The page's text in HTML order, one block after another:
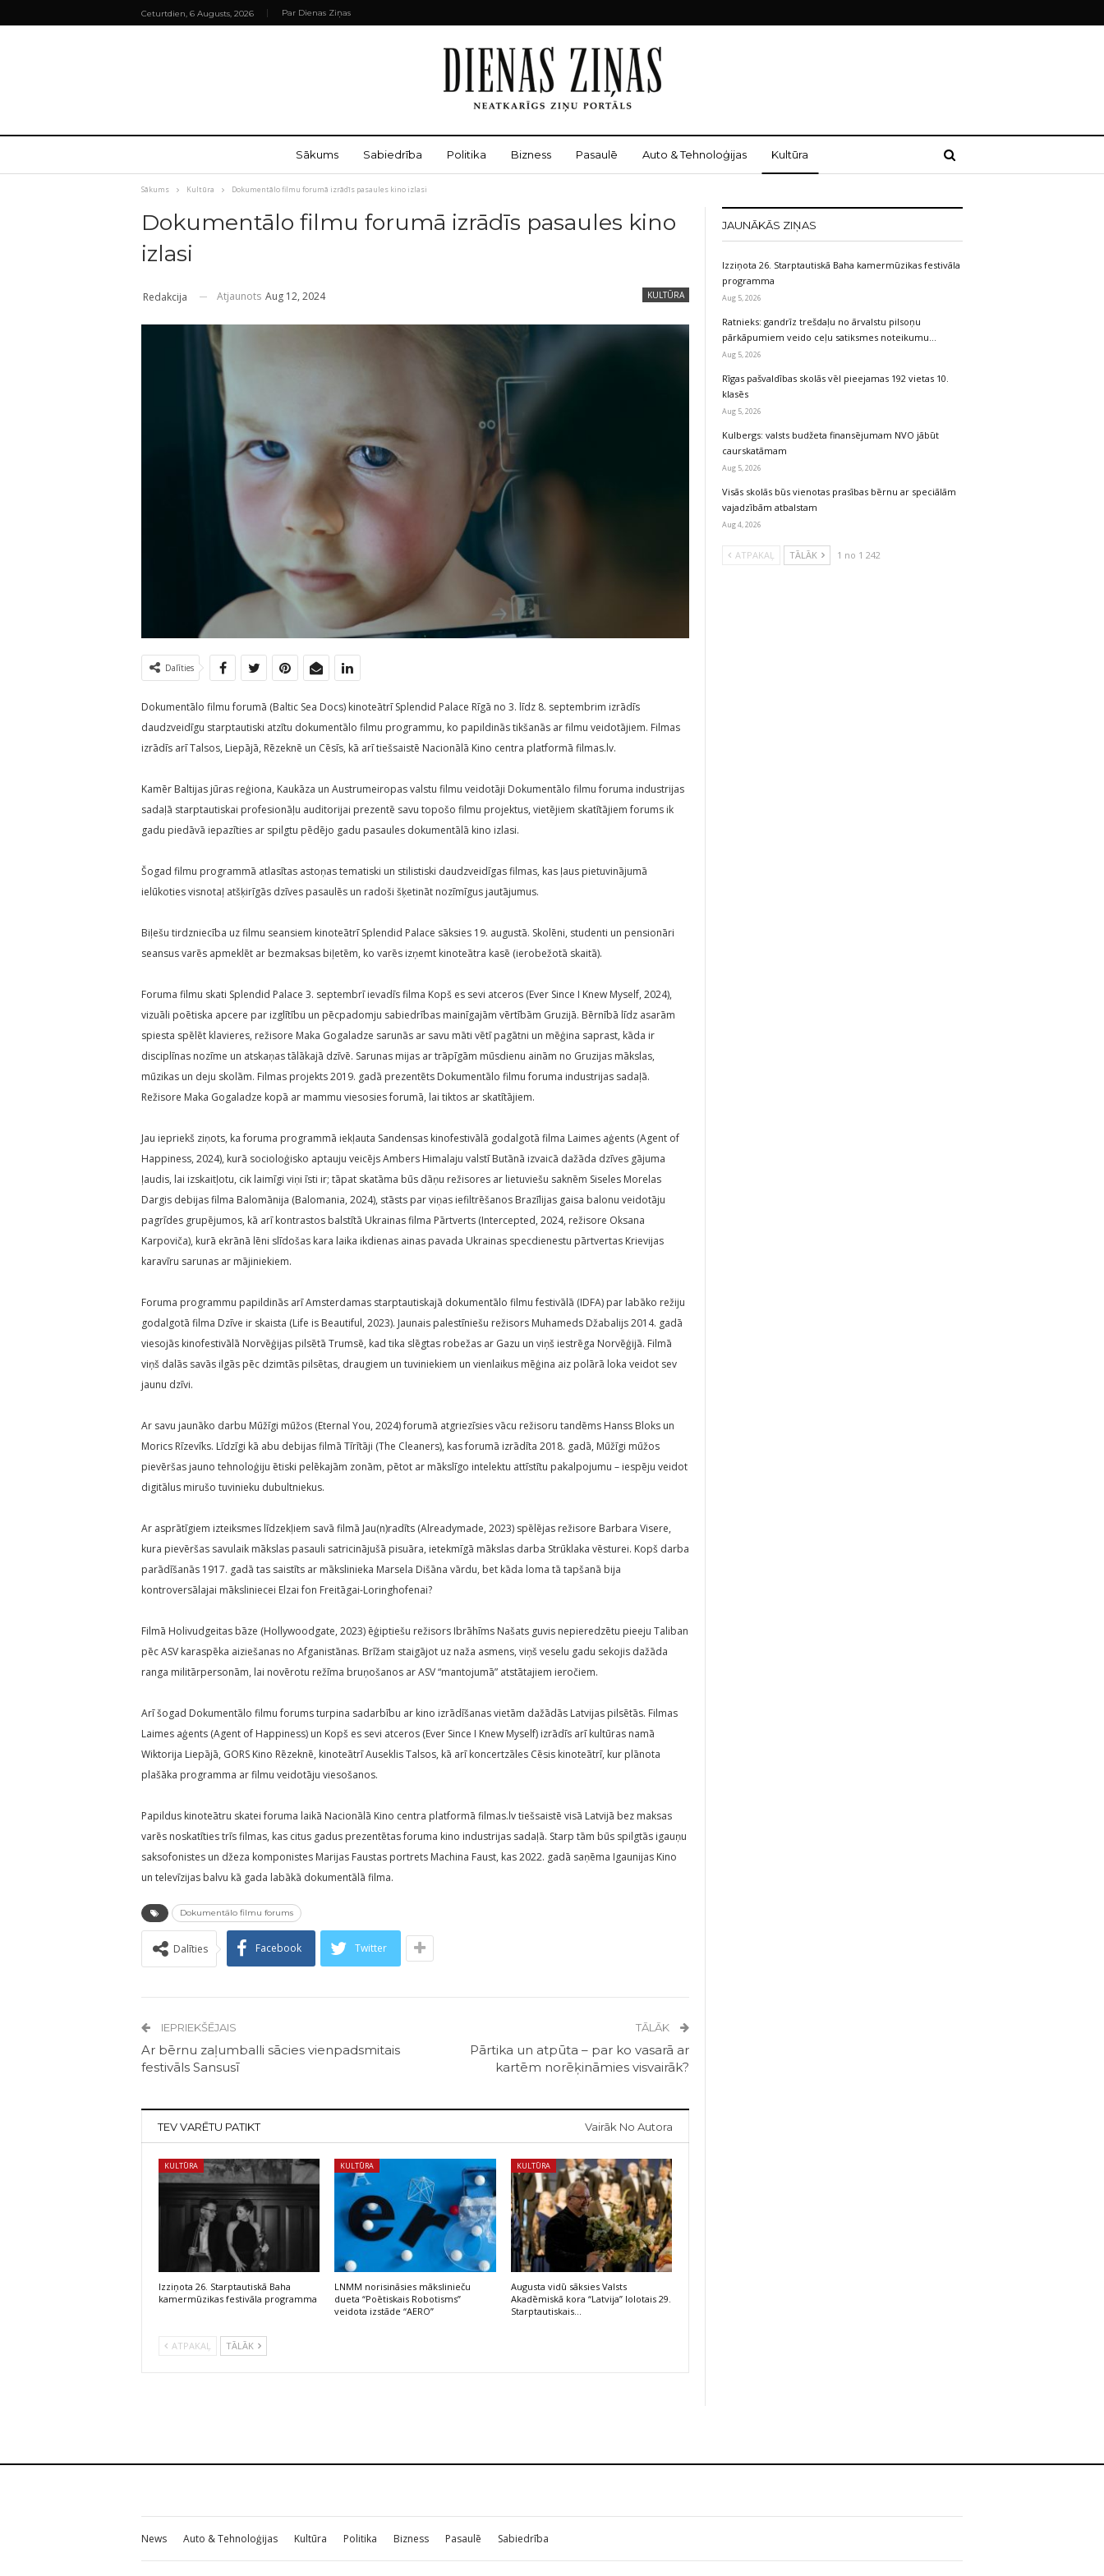
Ceturtdien, 6 Augusts, 2026 Par Dienas Ziņas
Sākums Sabiedrība Politika Bizness Pasaulē Auto & Tehnoloģijas Kultūra
Sākums Kultūra Dokumentālo filmu forumā izrādīs pasaules kino izlasi
Dokumentālo filmu forumā izrādīs pasaules kino
izlasi
KULTŪRA
Redakcija Atjaunots Aug 12, 2024
Dalīties
Dokumentālo filmu forumā (Baltic Sea Docs) kinoteātrī Splendid Palace Rīgā no 3. līdz 8. septembrim izrādīs
daudzveidīgu starptautiski atzītu dokumentālo filmu programmu, ko papildinās tikšanās ar filmu veidotājiem. Filmas
izrādīs arī Talsos, Liepājā, Rēzeknē un Cēsīs, kā arī tiešsaistē Nacionālā Kino centra platformā filmas.lv.
Kamēr Baltijas jūras reģiona, Kaukāza un Austrumeiropas valstu filmu veidotāji Dokumentālo filmu foruma industrijas
sadaļā starptautiskai profesionāļu auditorijai prezentē savu topošo filmu projektus, vietējiem skatītājiem forums ik
gadu piedāvā iepazīties ar spilgtu pēdējo gadu pasaules dokumentālā kino izlasi.
Šogad filmu programmā atlasītas astoņas tematiski un stilistiski daudzveidīgas filmas, kas ļaus pietuvinājumā
ielūkoties visnotaļ atšķirīgās dzīves pasaulēs un radoši šķetināt nozīmīgus jautājumus.
Biļešu tirdzniecība uz filmu seansiem kinoteātrī Splendid Palace sāksies 19. augustā. Skolēni, studenti un pensionāri
seansus varēs apmeklēt ar bezmaksas biļetēm, ko varēs izņemt kinoteātra kasē (ierobežotā skaitā).
Foruma filmu skati Splendid Palace 3. septembrī ievadīs filma Kopš es sevi atceros (Ever Since I Knew Myself, 2024),
vizuāli poētiska apcere par izglītību un pēcpadomju sabiedrības mainīgajām vērtībām Gruzijā. Bērnībā līdz asarām
spiesta spēlēt klavieres, režisore Maka Gogaladze sarunās ar savu māti vētī pagātni un mēģina saprast, kāda ir
disciplīnas nozīme un atskaņas tālākajā dzīvē. Sarunas mijas ar trāpīgām mūsdienu ainām no Gruzijas mākslas,
mūzikas un deju skolām. Filmas projekts 2019. gadā prezentēts Dokumentālo filmu foruma industrijas sadaļā.
Režisore Maka Gogaladze kopā ar mammu viesosies forumā, lai tiktos ar skatītājiem.
Jau iepriekš ziņots, ka foruma programmā iekļauta Sandensas kinofestivālā godalgotā filma Laimes aģents (Agent of
Happiness, 2024), kurā socioloģisko aptauju veicējs Ambers Himalaju valstī Butānā izvaicā dažāda dzīves gājuma
ļaudis, lai izskaitļotu, cik laimīgi viņi īsti ir; tāpat skatāma būs dāņu režisores ar lietuviešu saknēm Siseles Morelas
Dargis debijas filma Balomānija (Balomania, 2024), stāsts par viņas iefiltrēšanos Brazīlijas gaisa balonu veidotāju
pagrīdes grupējumos, kā arī kontrastos balstītā Ukrainas filma Pārtverts (Intercepted, 2024, režisore Oksana
Karpoviča), kurā ekrānā lēni slīdošas kara laika ikdienas ainas pavada Ukrainas specdienestu pārtvertas Krievijas
karavīru sarunas ar mājiniekiem.
Foruma programmu papildinās arī Amsterdamas starptautiskajā dokumentālo filmu festivālā (IDFA) par labāko režiju
godalgotā filma Dzīve ir skaista (Life is Beautiful, 2023). Jaunais palestīniešu režisors Muhameds Džabalijs 2014. gadā
viesojās kinofestivālā Norvēģijas pilsētā Trumsē, kad tika slēgtas robežas ar Gazu un viņš iestrēga Norvēģijā. Filmā
viņš dalās savās ilgās pēc dzimtās pilsētas, draugiem un tuviniekiem un vienlaikus mēģina aiz polārā loka veidot sev
jaunu dzīvi.
Ar savu jaunāko darbu Mūžīgi mūžos (Eternal You, 2024) forumā atgriezīsies vācu režisoru tandēms Hanss Bloks un
Morics Rīzevīks. Līdzīgi kā abu debijas filmā Tīrītāji (The Cleaners), kas forumā izrādīta 2018. gadā, Mūžīgi mūžos
pievēršas jauno tehnoloģiju ētiski pelēkajām zonām, pētot ar mākslīgo intelektu attīstītu pakalpojumu – iespēju veidot
digitālus mirušo tuvinieku dubultniekus.
Ar asprātīgiem izteiksmes līdzekļiem savā filmā Jau(n)radīts (Alreadymade, 2023) spēlējas režisore Barbara Visere,
kura pievēršas savulaik mākslas pasauli satricinājušā pisuāra, ietekmīgā mākslas darba Strūklaka vēsturei. Kopš darba
parādīšanās 1917. gadā tas saistīts ar mākslinieka Marsela Dišāna vārdu, bet kāda loma tā tapšanā bija
kontroversālajai māksliniecei Elzai fon Freitāgai-Loringhofenai?
Filmā Holivudgeitas bāze (Hollywoodgate, 2023) ēģiptiešu režisors Ibrāhīms Našats guvis nepieredzētu pieeju Taliban
pēc ASV karaspēka aiziešanas no Afganistānas. Brīžam staigājot uz naža asmens, viņš veselu gadu sekojis dažāda
ranga militārpersonām, lai novērotu režīma bruņošanos ar ASV “mantojumā” atstātajiem ieročiem.
Arī šogad Dokumentālo filmu forums turpina sadarbību ar kino izrādīšanas vietām dažādās Latvijas pilsētās. Filmas
Laimes aģents (Agent of Happiness) un Kopš es sevi atceros (Ever Since I Knew Myself) izrādīs arī kultūras namā
Wiktorija Liepājā, GORS Kino Rēzeknē, kinoteātrī Auseklis Talsos, kā arī koncertzāles Cēsis kinoteātrī, kur plānota
plašāka programma ar filmu veidotāju viesošanos.
Papildus kinoteātru skatei foruma laikā Nacionālā Kino centra platformā filmas.lv tiešsaistē visā Latvijā bez maksas
varēs noskatīties trīs filmas, kas citus gadus prezentētas foruma kino industrijas sadaļā. Starp tām būs spilgtās igauņu
saksofonistes un džeza komponistes Marijas Faustas portrets Machina Faust, kas 2022. gadā saņēma Igaunijas Kino
un televīzijas balvu kā gada labākā dokumentālā filma.
Dokumentālo filmu forums
Dalīties Facebook Twitter
IEPRIEKŠĒJAIS
Ar bērnu zaļumballi sācies vienpadsmitais
festivāls Sansusī
TĀLĀK
Pārtika un atpūta – par ko vasarā ar
kartēm norēķināmies visvairāk?
TEV VARĒTU PATIKT Vairāk No Autora
KULTŪRA
Izziņota 26. Starptautiskā Baha
kamermūzikas festivāla programma
KULTŪRA
LNMM norisināsies mākslinieču
dueta “Poētiskais Robotisms”
veidota izstāde “AERO”
KULTŪRA
Augusta vidū sāksies Valsts
Akadēmiskā kora “Latvija” lolotais 29.
Starptautiskais…
ATPAKAĻ TĀLĀK
JAUNĀKĀS ZIŅAS
Izziņota 26. Starptautiskā Baha kamermūzikas festivāla
programma
Aug 5, 2026
Ratnieks: gandrīz trešdaļu no ārvalstu pilsoņu
pārkāpumiem veido ceļu satiksmes noteikumu…
Aug 5, 2026
Rīgas pašvaldības skolās vēl pieejamas 192 vietas 10.
klasēs
Aug 5, 2026
Kulbergs: valsts budžeta finansējumam NVO jābūt
caurskatāmam
Aug 5, 2026
Visās skolās būs vienotas prasības bērnu ar speciālām
vajadzībām atbalstam
Aug 4, 2026
ATPAKAĻ TĀLĀK 1 no 1 242
News Auto & Tehnoloģijas Kultūra Politika Bizness Pasaulē Sabiedrība